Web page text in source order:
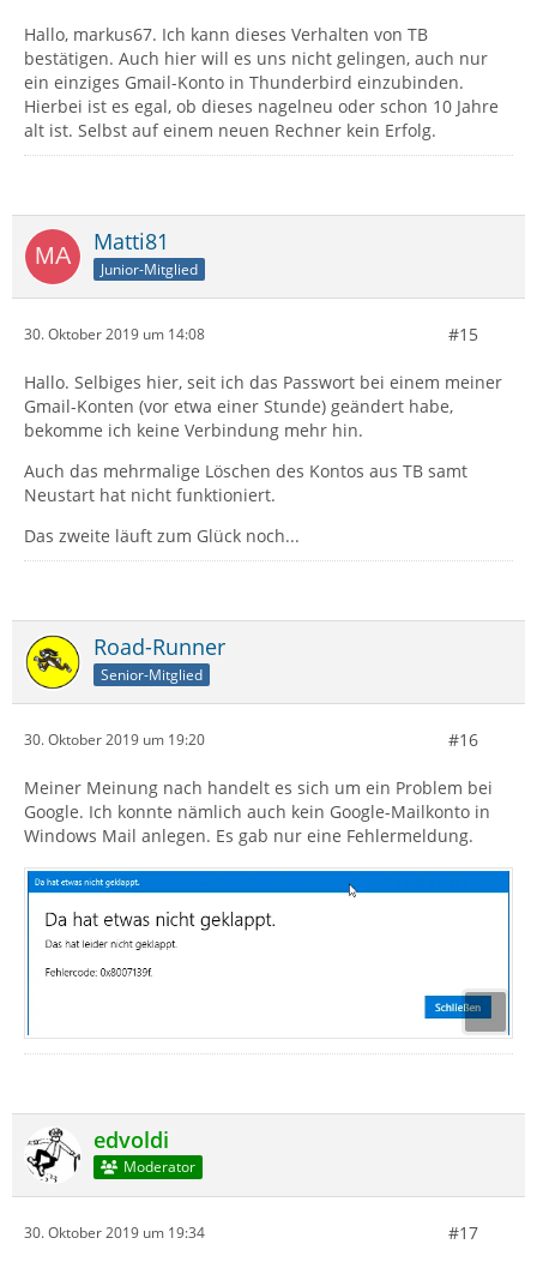
Hallo, markus67. Ich kann dieses Verhalten von TB
bestätigen. Auch hier will es uns nicht gelingen, auch nur
ein einziges Gmail-Konto in Thunderbird einzubinden.
Hierbei ist es egal, ob dieses nagelneu oder schon 10 Jahre
alt ist. Selbst auf einem neuen Rechner kein Erfolg.
Matti81
Junior-Mitglied
30. Oktober 2019 um 14:08 #15
Hallo. Selbiges hier, seit ich das Passwort bei einem meiner
Gmail-Konten (vor etwa einer Stunde) geändert habe,
bekomme ich keine Verbindung mehr hin.
Auch das mehrmalige Löschen des Kontos aus TB samt
Neustart hat nicht funktioniert.
Das zweite läuft zum Glück noch...
Road-Runner
Senior-Mitglied
30. Oktober 2019 um 19:20 #16
Meiner Meinung nach handelt es sich um ein Problem bei
Google. Ich konnte nämlich auch kein Google-Mailkonto in
Windows Mail anlegen. Es gab nur eine Fehlermeldung.
edvoldi
Moderator
30. Oktober 2019 um 19:34 #17